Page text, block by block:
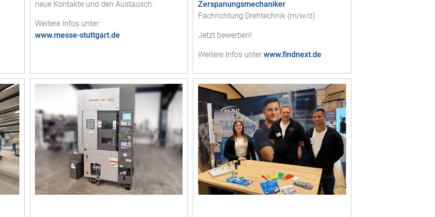
neue Kontakte und den Austausch.
Weitere Infos unter:
www.messe-stuttgart.de
Zerspanungsmechaniker
Fachrichtung Drehtechnik (m/w/d)
Jetzt bewerben!
Weitere Infos unterwww.findnext.de